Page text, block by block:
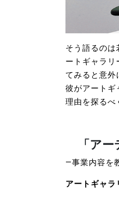
そう語るの
ートギャラ
てみると意外
彼がアートギ
理由を探るべ
「ア
―事業内容を
アートギャラ